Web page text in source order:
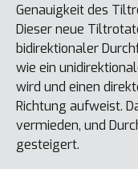
Genauigkeit des
Dieser neue
bidirektionaler
wie ein
wird und einen
Richtung aufweist.
vermieden, und
gesteigert.